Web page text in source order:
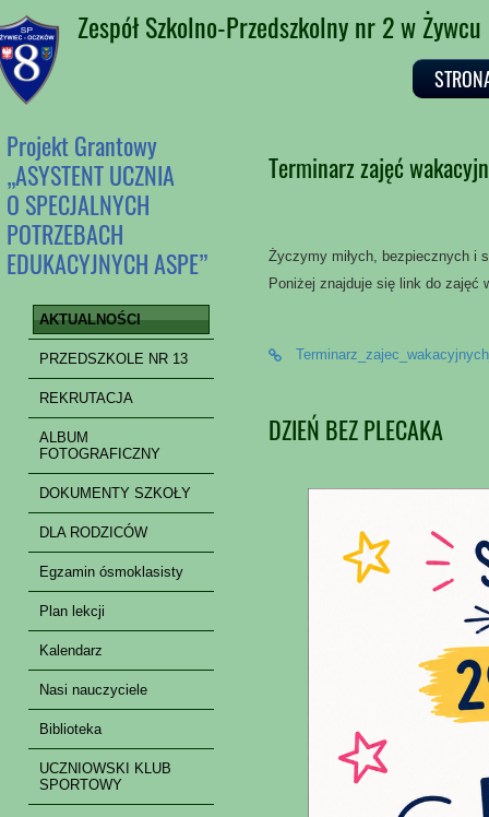
Zespół Szkolno-Przedszkolny nr 2 w Żywcu
Projekt Grantowy
„ASYSTENT UCZNIA
O SPECJALNYCH
POTRZEBACH
EDUKACYJNYCH ASPE”
AKTUALNOŚCI
PRZEDSZKOLE NR 13
REKRUTACJA
ALBUM
FOTOGRAFICZNY
DOKUMENTY SZKOŁY
DLA RODZICÓW
Egzamin ósmoklasisty
Plan lekcji
Kalendarz
Nasi nauczyciele
Biblioteka
UCZNIOWSKI KLUB
SPORTOWY
Terminarz zajęć
Życzymy miłych, bezpiecznych i
Poniżej znajduje się link do zajęć
DZIEŃ BEZ PLECAKA